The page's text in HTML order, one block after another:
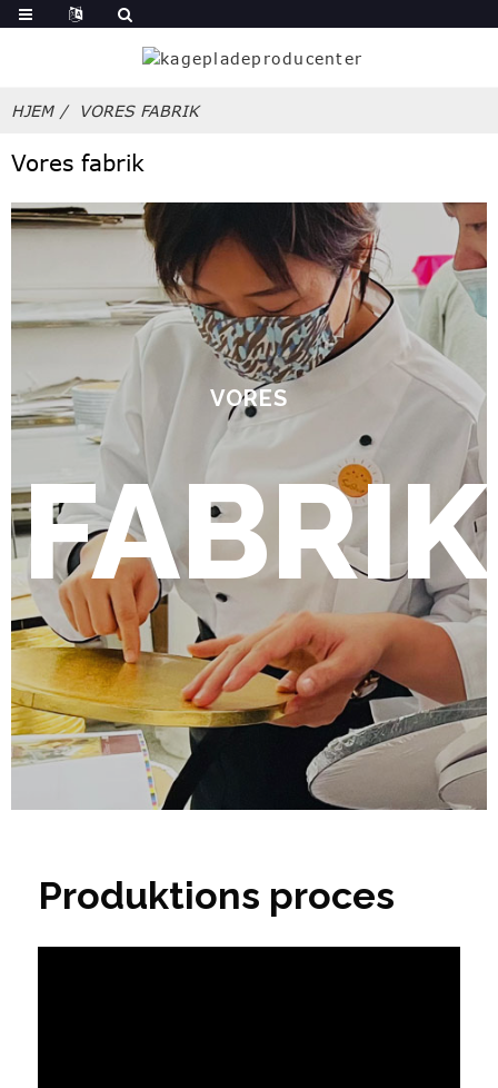
HJEM VORES FABRIK
Vores fabrik
VORES
FABRIK
Produktions proces